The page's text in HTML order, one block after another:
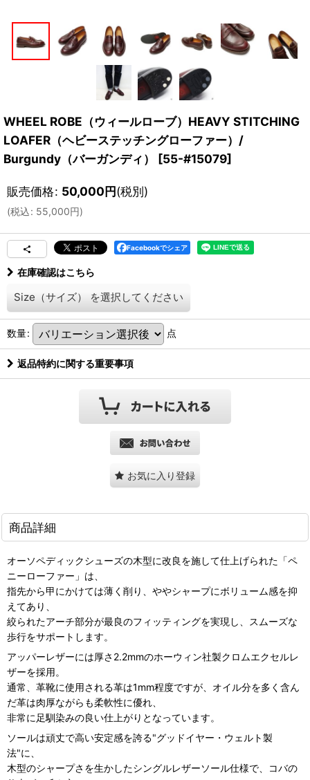
WHEEL ROBE（ウィールローブ）HEAVY STITCHING
LOAFER（ヘビーステッチングローファー）/
Burgundy（バーガンディ）
[55-#15079]
販売価格: 50,000円(税別)
(税込: 55,000円)
Facebookでシェア
在庫確認はこちら
Size（サイズ） を選択してください
数量: 点
返品特約に関する重要事項
お気に入り登録
商品詳細
オーソペディックシューズの木型に改良を施して仕上げられた「ペ
ニーローファー」は、
指先から甲にかけては薄く削り、ややシャープにボリューム感を抑
えてあり、
絞られたアーチ部分が最良のフィッティングを実現し、スムーズな
歩行をサポートします。
アッパーレザーには厚さ2.2mmのホーウィン社製クロムエクセルレ
ザーを採用。
通常、革靴に使用される革は1mm程度ですが、オイル分を多く含ん
だ革は肉厚ながらも柔軟性に優れ、
非常に足馴染みの良い仕上がりとなっています。
ソールは頑丈で高い安定感を誇る"グッドイヤー・ウェルト製
法"に、
木型のシャープさを生かしたシングルレザーソール仕様で、コバの